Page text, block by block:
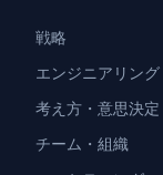
戦略
エンジニアリング
考え方・意思決定
チーム・組織